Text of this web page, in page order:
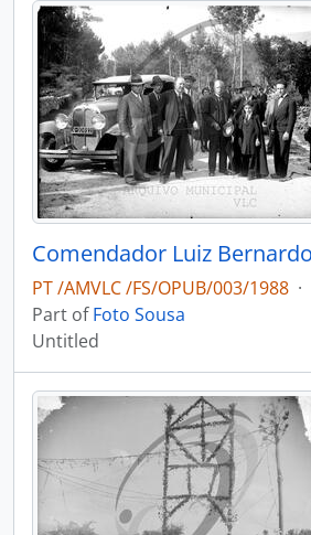
PT /AMVLC /FS/OPUB/003/1988 ·
Part ofFoto Sousa
Untitled